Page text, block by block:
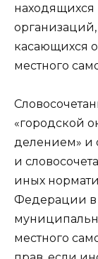
находящихся
организаций,
касающихся
местного
«городской
делением» и
и
иных
Федерации в
местного